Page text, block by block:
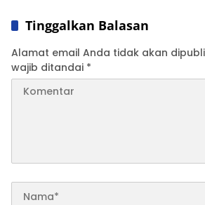
Tinggalkan Balasan
Alamat email Anda tidak akan
wajib ditandai *